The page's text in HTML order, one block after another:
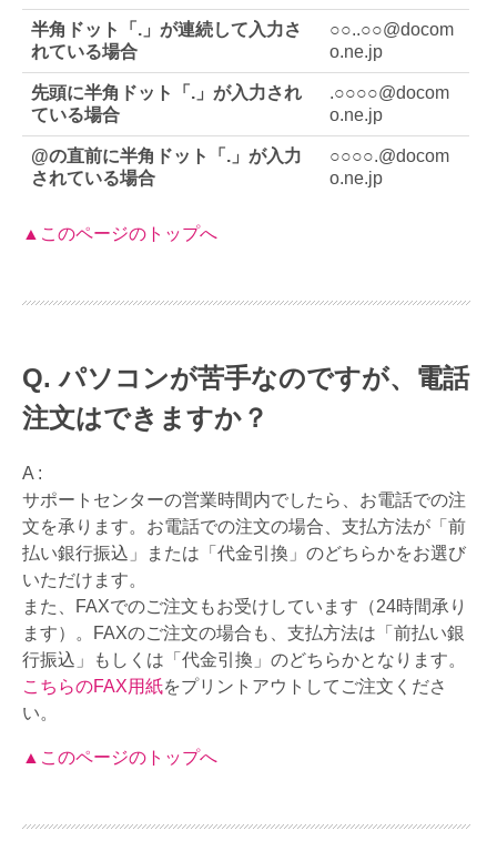
半角ドット「.」が連続して入力さ
れている場合
○○..○○@docom
o.ne.jp
先頭に半角ドット「.」が入力され
ている場合
.○○○○@docom
o.ne.jp
@の直前に半角ドット「.」が入力
されている場合
○○○○.@docom
o.ne.jp
▲このページのトップへ
パソコンが苦手なのですが、電話
注文はできますか？
A :
サポートセンターの営業時間内でしたら、お電話での注
文を承ります。お電話での注文の場合、支払方法が「前
払い銀行振込」または「代金引換」のどちらかをお選び
いただけます。
また、FAXでのご注文もお受けしています（24時間承り
ます）。FAXのご注文の場合も、支払方法は「前払い銀
行振込」もしくは「代金引換」のどちらかとなります。
こちらのFAX用紙をプリントアウトしてご注文くださ
い。
▲このページのトップへ